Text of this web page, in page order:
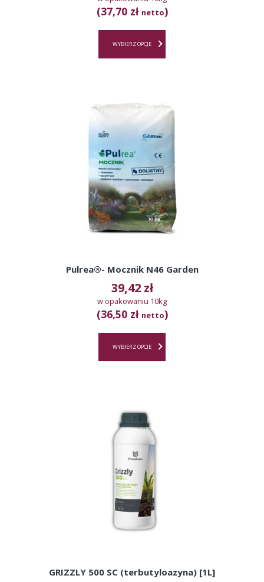
(37,70 zł netto)
WYBIERZ OPCJE
Pulrea®- Mocznik N46 Garden
39,42 zł
w opakowaniu 10kg
(36,50 zł netto)
WYBIERZ OPCJE
GRIZZLY 500 SC (terbutyloazyna) [1L]